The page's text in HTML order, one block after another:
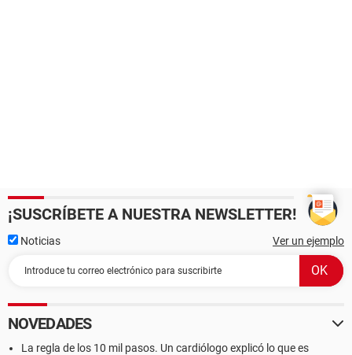
¡SUSCRÍBETE A NUESTRA NEWSLETTER!
Noticias Ver un ejemplo
NOVEDADES
La regla de los 10 mil pasos. Un cardiólogo explicó lo que es